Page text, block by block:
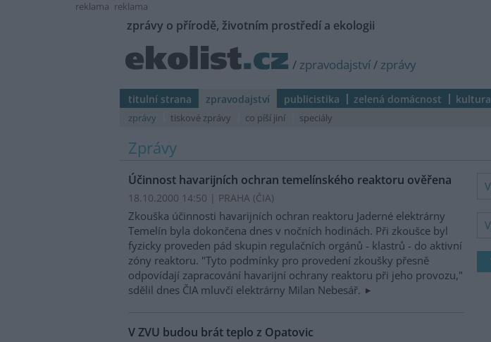
reklama reklama
zprávy o přírodě, životním prostředí a ekologii
/ zpravodajství/ zprávy
titulní strana zpravodajství publicistika zelená domácnost kultura
zprávy tiskové zprávy co píší jiní speciály
Zprávy
Účinnost havarijních ochran temelínského reaktoru ověřena
18.10.2000 14:50 | PRAHA (ČIA)
Zkouška účinnosti havarijních ochran reaktoru Jaderné elektrárny
Temelín byla dokončena dnes v nočních hodinách. Při zkoušce byl
fyzicky proveden pád skupin regulačních orgánů - klastrů - do aktivní
zóny reaktoru. "Tyto podmínky pro provedení zkoušky přesně
odpovídají zapracování havarijní ochrany reaktoru při jeho provozu,"
sdělil dnes ČIA mluvčí elektrárny Milan Nebesář.
V ZVU budou brát teplo z Opatovic